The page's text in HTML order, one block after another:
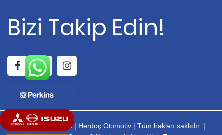
Bizi Takip Edin!
Copyright © 2026 | Herdoç Otomotiv | Tüm hakları saklıdır. |